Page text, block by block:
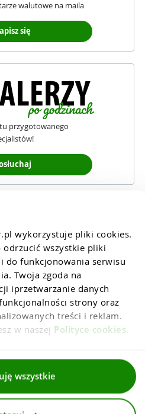
wykorzystuje pliki cookies.
odrzucić wszystkie pliki
do funkcjonowania serwisu
Twoja zgoda na
iprzetwarzanie danych
strony oraz
treści i reklam.
w naszej Polityce cookies.
wszystkie
walutowe na maila
się
przygotowanego